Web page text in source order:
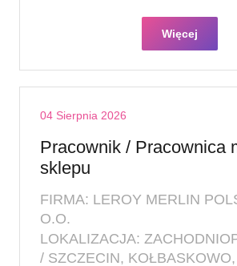
Więcej
04 Sierpnia 2026
Pracownik / Pracownica
sklepu
FIRMA: LEROY MERLIN
O.O.
LOKALIZACJA:
/ SZCZECIN,